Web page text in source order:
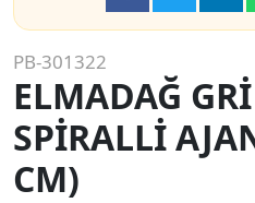
PB-301322
ELMADAĞ
SPİRALLİ
CM)